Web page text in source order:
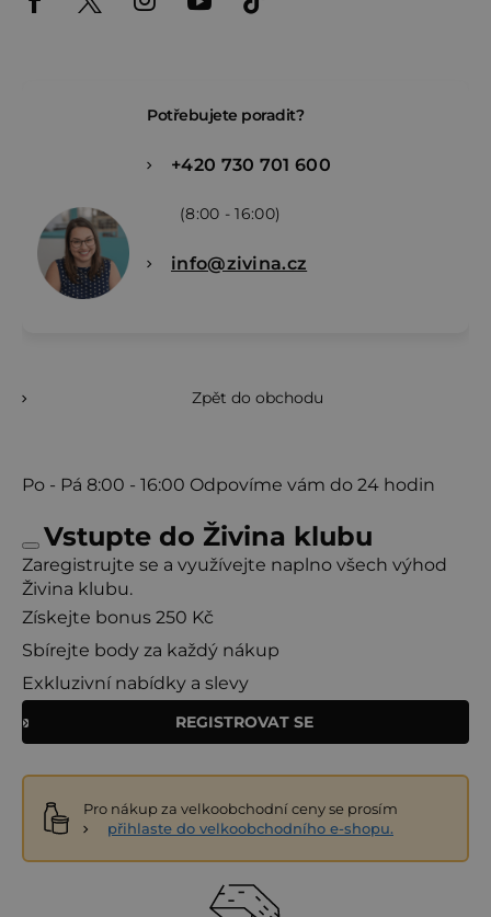
Potřebujete poradit?
+420 730 701 600
(8:00 - 16:00)
info@zivina.cz
Zpět do obchodu
Po - Pá 8:00 - 16:00 Odpovíme vám do 24 hodin
Vstupte do Živina klubu
Zaregistrujte se a využívejte naplno všech výhod
Živina klubu.
Získejte bonus 250 Kč
Sbírejte body za každý nákup
Exkluzivní nabídky a slevy
REGISTROVAT SE
Pro nákup za velkoobchodní ceny se prosím
přihlaste do velkoobchodního e-shopu.